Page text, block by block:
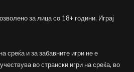
за лица со 18+ години. Играј
среќа и за забавните игри не е
во странски игри на среќа, во